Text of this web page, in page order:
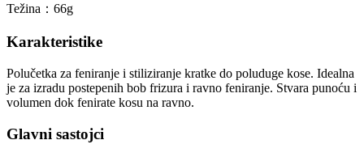
Težina：66g
Karakteristike
Polučetka za feniranje i stiliziranje kratke do poluduge kose. Idealna
je za izradu postepenih bob frizura i ravno feniranje. Stvara punoću i
volumen dok fenirate kosu na ravno.
Glavni sastojci